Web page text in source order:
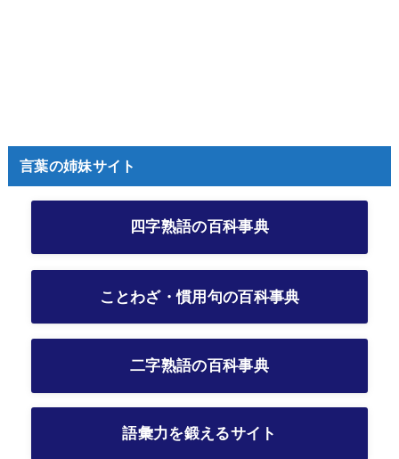
言葉の姉妹サイト
四字熟語の百科事典
ことわざ・慣用句の百科事典
二字熟語の百科事典
語彙力を鍛えるサイト